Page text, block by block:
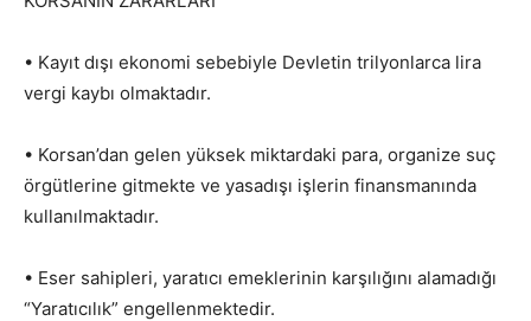
• Kayıt dışı ekonomi sebebiyle Devletin trilyonlarca lira
vergi kaybı olmaktadır.
• Korsan’dan gelen yüksek miktardaki para, organize suç
örgütlerine gitmekte ve yasadışı işlerin finansmanında
kullanılmaktadır.
• Eser sahipleri, yaratıcı emeklerinin karşılığını alamadığı
“Yaratıcılık” engellenmektedir.